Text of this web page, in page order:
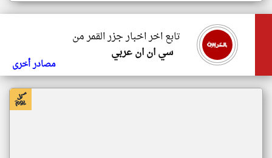
تابع اخر اخبار جزر القمر من
سي ان ان عربي
مصادر أخرى